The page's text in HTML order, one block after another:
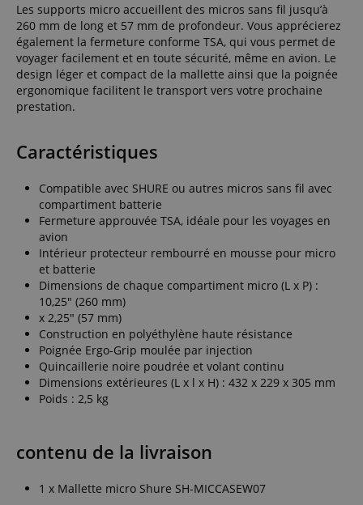
Les supports micro accueillent des micros sans fil jusqu’à
260 mm de long et 57 mm de profondeur. Vous apprécierez
également la fermeture conforme TSA, qui vous permet de
voyager facilement et en toute sécurité, même en avion. Le
design léger et compact de la mallette ainsi que la poignée
ergonomique facilitent le transport vers votre prochaine
prestation.
Caractéristiques
Compatible avec SHURE ou autres micros sans fil avec
compartiment batterie
Fermeture approuvée TSA, idéale pour les voyages en
avion
Intérieur protecteur rembourré en mousse pour micro
et batterie
Dimensions de chaque compartiment micro (L x P) :
10,25" (260 mm)
x 2,25" (57 mm)
Construction en polyéthylène haute résistance
Poignée Ergo-Grip moulée par injection
Quincaillerie noire poudrée et volant continu
Dimensions extérieures (L x l x H) : 432 x 229 x 305 mm
Poids : 2,5 kg
contenu de la livraison
1 x Mallette micro Shure SH-MICCASEW07